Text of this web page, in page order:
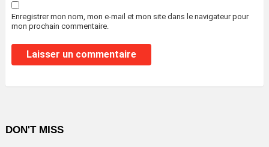
Enregistrer mon nom, mon e-mail et mon site dans le navigateur pour
mon prochain commentaire.
DON'T MISS